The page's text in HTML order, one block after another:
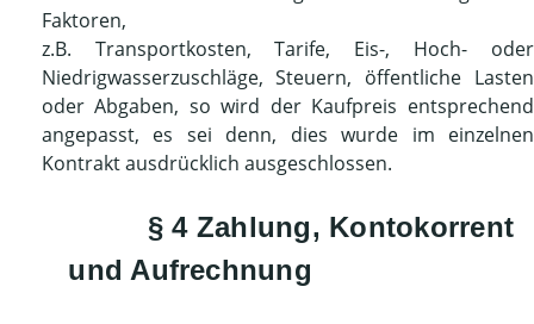
Faktoren,
z.B. Transportkosten, Tarife, Eis-, Hoch- oder
Niedrigwasserzuschläge, Steuern, öffentliche Lasten
oder Abgaben, so wird der Kaufpreis entsprechend
angepasst, es sei denn, dies wurde im einzelnen
Kontrakt ausdrücklich ausgeschlossen.
§ 4 Zahlung, Kontokorrent
und Aufrechnung